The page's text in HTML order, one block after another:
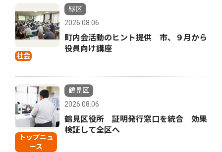
社会
緑区
2026.08.06
町内会活動のヒント提供 市、９月から
役員向け講座
トップニュ
ース
鶴見区
2026.08.06
鶴見区役所 証明発行窓口を統合 効果
検証して全区へ